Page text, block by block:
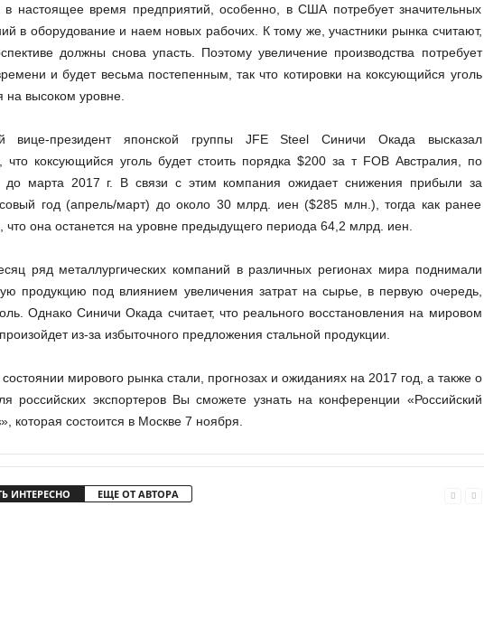
в настоящее время предприятий, особенно, в США потребует значительных
в оборудование и наем новых рабочих. К тому же, участники рынка считают,
должны снова упасть. Поэтому увеличение производства потребует
и будет весьма постепенным, так что котировки на коксующийся уголь
на высоком уровне.
вице-президент японской группы JFE Steel Синичи Окада высказал
что коксующийся уголь будет стоить порядка $200 за т FOB Австралия, по
марта 2017 г. В связи с этим компания ожидает снижения прибыли за
год (апрель/март) до около 30 млрд. иен ($285 млн.), тогда как ранее
что она останется на уровне предыдущего периода 64,2 млрд. иен.
ряд металлургических компаний в различных регионах мира поднимали
продукцию под влиянием увеличения затрат на сырье, в первую очередь,
Однако Синичи Окада считает, что реального восстановления на мировом
из-за избыточного предложения стальной продукции.
мирового рынка стали, прогнозах и ожиданиях на 2017 год, а также о
российских экспортеров Вы сможете узнать на конференции «Российский
которая состоится в Москве 7 ноября.
ИНТЕРЕСНО ЕЩЕ ОТ АВТОРА